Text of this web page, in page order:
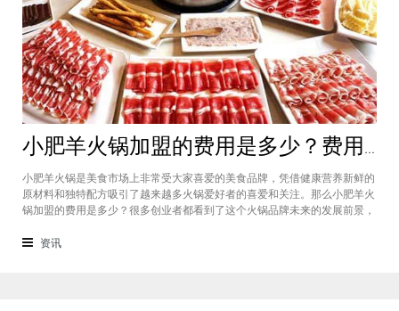
小肥羊火锅加盟的费用是多少？费用标准如下看你是否符合加盟资格
小肥羊火锅是美食市场上非常受大家喜爱的美食品牌，凭借健康营养新鲜的
原材料和独特配方吸引了越来越多火锅爱好者的喜爱和关注。那么小肥羊火
锅加盟的费用是多少？很多创业者都看到了这个火锅品牌未来的发展前景，
小编带大家一起了解小肥羊火锅加盟的费用情况让创业者拥有更多信息。创
资讯